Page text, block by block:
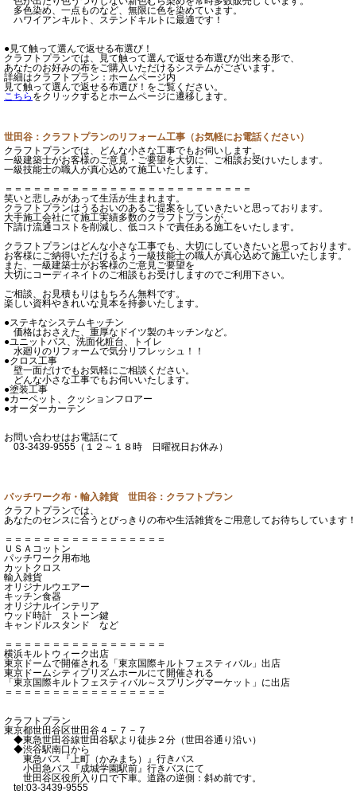
多色染め、一点ものなど、無限に色を染めています。
ハワイアンキルト、ステンドキルトに最適です！
●見て触って選んで返せる布選び！
クラフトプランでは、見て触って選んで返せる布選びが出来る形で、
あなたのお好みの布をご購入いただけるシステムがございます。
詳細はクラフトプラン：ホームページ内
見て触って選んで返せる布選び！をご覧ください。
こちら をクリックするとホームページに遷移します。
世田谷：クラフトプランのリフォーム工事（お気軽にお電話ください）
クラフトプランでは、どんな小さな工事でもお伺いします。
一級建築士がお客様のご意見・ご要望を大切に、ご相談お受けいたします。
一級技能士の職人が真心込めて施工いたします。
＝＝＝＝＝＝＝＝＝＝＝＝＝＝＝＝＝＝＝＝＝＝＝＝＝＝
笑いと悲しみがあって生活が生まれます。
クラフトプランはうるおいのあるご提案をしていきたいと思っております。
大手施工会社にて施工実績多数のクラフトプランが、
下請け流通コストを削減し、低コストで責任ある施工をいたします。
クラフトプランはどんな小さな工事でも、大切にしていきたいと思っております。
お客様にご納得いただけるよう一級技能士の職人が真心込めて施工いたします。
また、一級建築士がお客様のご意見ご要望を
大切にコーディネイトのご相談もお受けしますのでご利用下さい。
ご相談、お見積もりはもちろん無料です。
楽しい資料やきれいな見本を持参いたします。
●ステキなシステムキッチン
価格はおさえた、重厚なドイツ製のキッチンなど。
●ユニットバス、洗面化粧台、トイレ
水廻りのリフォームで気分リフレッシュ！！
●クロス工事
壁一面だけでもお気軽にご相談ください。
どんな小さな工事でもお伺いいたします。
●塗装工事
●カーペット、クッションフロアー
●オーダーカーテン
お問い合わせはお電話にて
03-3439-9555（１２～１８時 日曜祝日お休み）
パッチワーク布・輸入雑貨 世田谷：クラフトプラン
クラフトプランでは、
あなたのセンスに合うとびっきりの布や生活雑貨をご用意してお待ちしています！
＝＝＝＝＝＝＝＝＝＝＝＝＝＝＝＝＝
ＵＳＡコットン
パッチワーク用布地
カットクロス
輸入雑貨
オリジナルウエアー
キッチン食器
オリジナルインテリア
ウッド時計 ストーン鍵
キャンドルスタンド など
＝＝＝＝＝＝＝＝＝＝＝＝＝＝＝＝＝
横浜キルトウィーク出店
東京ドームで開催される「東京国際キルトフェスティバル」出店
東京ドームシティプリズムホールにて開催される
「東京国際キルトフェスティバル～スプリングマーケット」に出店
＝＝＝＝＝＝＝＝＝＝＝＝＝＝＝＝＝
クラフトプラン
東京都世田谷区世田谷４－７－７
◆東急世田谷線世田谷駅より徒歩２分（世田谷通り沿い）
◆渋谷駅南口から
東急バス『上町（かみまち）』行きバス
小田急バス『成城学園駅前』行きバスにて
世田谷区役所入り口で下車。道路の逆側：斜め前です。
tel:03-3439-9555